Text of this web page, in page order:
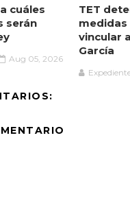
cuáles
serán
Aug 05, 2026
TET
medidas
vincular
García